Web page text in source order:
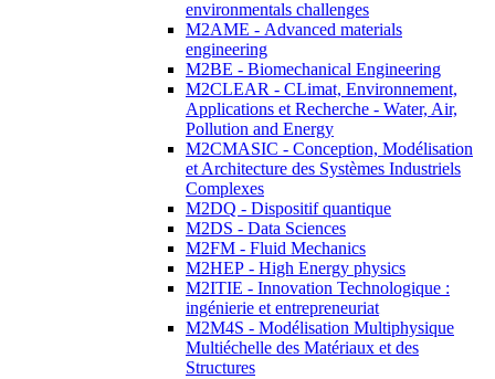
environmentals challenges
M2AME - Advanced materials
engineering
M2BE - Biomechanical Engineering
M2CLEAR - CLimat, Environnement,
Applications et Recherche - Water, Air,
Pollution and Energy
M2CMASIC - Conception, Modélisation
et Architecture des Systèmes Industriels
Complexes
M2DQ - Dispositif quantique
M2DS - Data Sciences
M2FM - Fluid Mechanics
M2HEP - High Energy physics
M2ITIE - Innovation Technologique :
ingénierie et entrepreneuriat
M2M4S - Modélisation Multiphysique
Multiéchelle des Matériaux et des
Structures